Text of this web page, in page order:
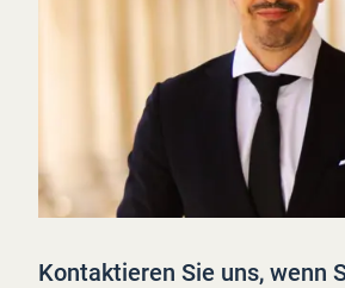
Kontaktieren Sie uns, wenn